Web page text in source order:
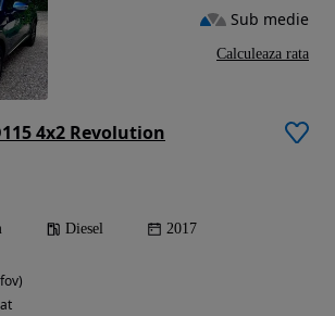
4x2 Revolution
Diesel 2017
Sub medie
Calculeaza rata